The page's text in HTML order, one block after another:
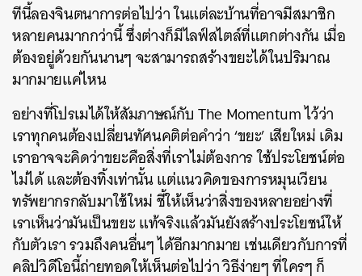
ทีนี้ลองจินตนาการต่อไปว่า ในแต่ละบ้านที่อาจมีสมาชิก
หลายคนมากกว่านี้ ซึ่งต่างก็มีไลฟ์สไตล์ที่แตกต่างกัน เมื่อ
ต้องอยู่ด้วยกันนานๆ จะสามารถสร้างขยะได้ในปริมาณ
มากมายแค่ไหน
อย่างที่โปรเมได้ให้สัมภาษณ์กับ The Momentum ไว้ว่า
เราทุกคนต้องเปลี่ยนทัศนคติต่อคำว่า ‘ขยะ’ เสียใหม่ เดิม
เราอาจจะคิดว่าขยะคือสิ่งที่เราไม่ต้องการ ใช้ประโยชน์ต่อ
ไม่ได้ และต้องทิ้งเท่านั้น แต่แนวคิดของการหมุนเวียน
ทรัพยากรกลับมาใช้ใหม่ ชี้ให้เห็นว่าสิ่งของหลายอย่างที่
เราเห็นว่ามันเป็นขยะ แท้จริงแล้วมันยังสร้างประโยชน์ให้
กับตัวเรา รวมถึงคนอื่นๆ ได้อีกมากมาย เช่นเดียวกับการที่
คลิปวิดีโอนี้ถ่ายทอดให้เห็นต่อไปว่า วิธีง่ายๆ ที่ใครๆ ก็